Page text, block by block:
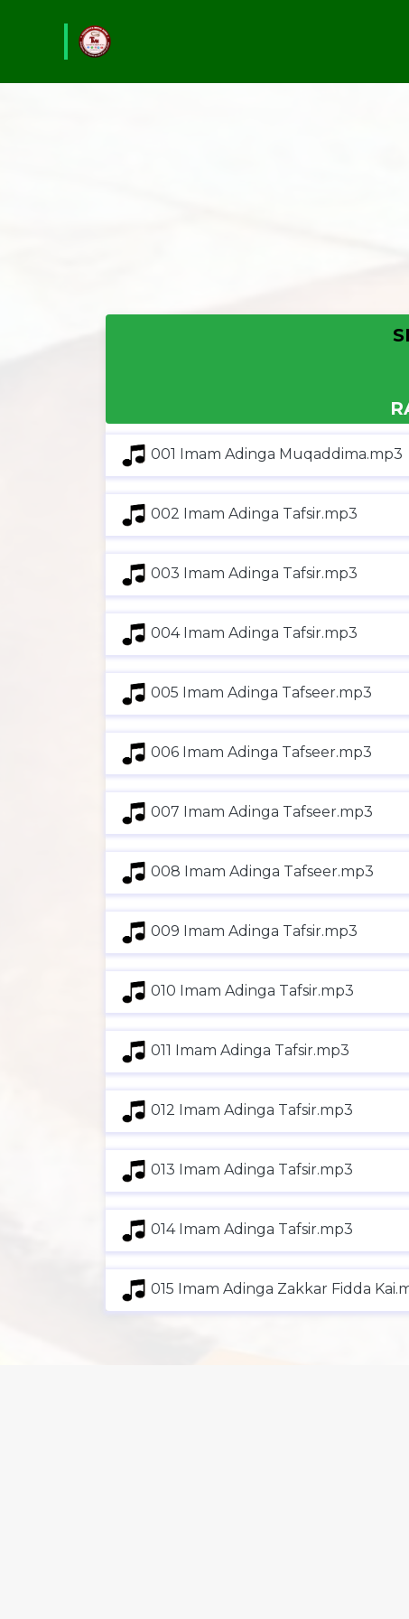
001 Imam Adinga Muqaddima.mp3
002 Imam Adinga Tafsir.mp3
003 Imam Adinga Tafsir.mp3
004 Imam Adinga Tafsir.mp3
005 Imam Adinga Tafseer.mp3
006 Imam Adinga Tafseer.mp3
007 Imam Adinga Tafseer.mp3
008 Imam Adinga Tafseer.mp3
009 Imam Adinga Tafsir.mp3
010 Imam Adinga Tafsir.mp3
011 Imam Adinga Tafsir.mp3
012 Imam Adinga Tafsir.mp3
013 Imam Adinga Tafsir.mp3
014 Imam Adinga Tafsir.mp3
015 Imam Adinga Zakkar Fidda